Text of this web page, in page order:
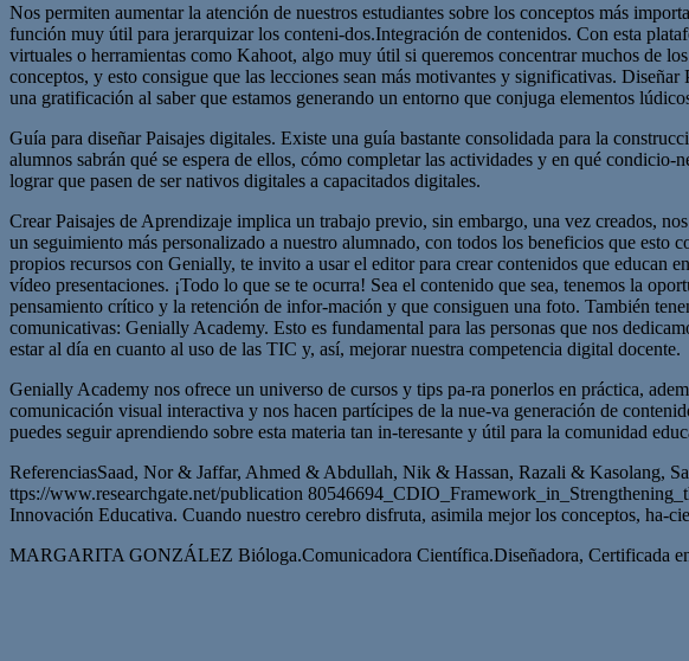
Nos permiten aumentar la atención de nuestros estudiantes sobre los conceptos más
función muy útil para jerarquizar los conteni-dos.Integración de contenidos. Con esta
virtuales o herramientas como Kahoot, algo muy útil si queremos concentrar muchos de
conceptos, y esto consigue que las lecciones sean más motivantes y significativas.
una gratificación al saber que estamos generando un entorno que conjuga elementos
Guía para diseñar Paisajes digitales. Existe una guía bastante consolidada para la
alumnos sabrán qué se espera de ellos, cómo completar las actividades y en qué
lograr que pasen de ser nativos digitales a capacitados digitales.
Crear Paisajes de Aprendizaje implica un trabajo previo, sin embargo, una vez creados,
un seguimiento más personalizado a nuestro alumnado, con todos los beneficios que
propios recursos con Genially, te invito a usar el editor para crear contenidos que educan
vídeo presentaciones. ¡Todo lo que se te ocurra! Sea el contenido que sea, tenemos la
pensamiento crítico y la retención de infor-mación y que consiguen una foto. También
comunicativas: Genially Academy. Esto es fundamental para las personas que nos
estar al día en cuanto al uso de las TIC y, así, mejorar nuestra competencia digital docente.
Genially Academy nos ofrece un universo de cursos y tips pa-ra ponerlos en práctica,
comunicación visual interactiva y nos hacen partícipes de la nue-va generación de
puedes seguir aprendiendo sobre esta materia tan in-teresante y útil para la comunidad
ReferenciasSaad, Nor & Jaffar, Ahmed & Abdullah, Nik & Hassan, Razali & Kasolang,
ttps://www.researchgate.net/publication
Innovación Educativa. Cuando nuestro cerebro disfruta, asimila mejor los conceptos, ha-
MARGARITA GONZÁLEZ Bióloga.Comunicadora Científica.Diseñadora, Certificada